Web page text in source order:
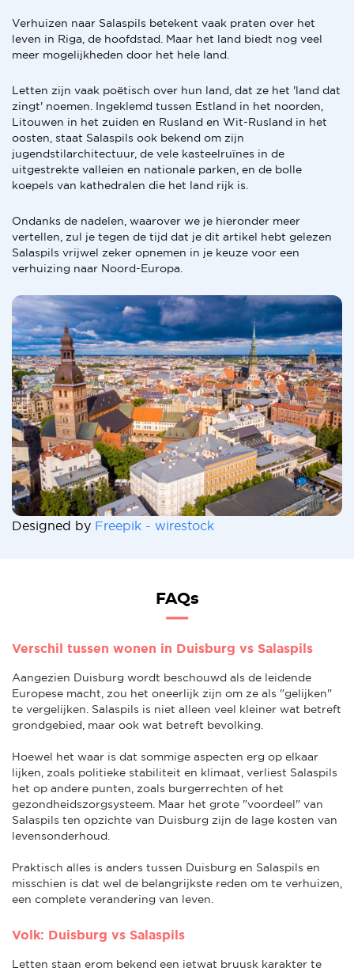
Verhuizen naar Salaspils betekent vaak praten over het
leven in Riga, de hoofdstad. Maar het land biedt nog veel
meer mogelijkheden door het hele land.
Letten zijn vaak poëtisch over hun land, dat ze het 'land dat
zingt' noemen. Ingeklemd tussen Estland in het noorden,
Litouwen in het zuiden en Rusland en Wit-Rusland in het
oosten, staat Salaspils ook bekend om zijn
jugendstilarchitectuur, de vele kasteelruïnes in de
uitgestrekte valleien en nationale parken, en de bolle
koepels van kathedralen die het land rijk is.
Ondanks de nadelen, waarover we je hieronder meer
vertellen, zul je tegen de tijd dat je dit artikel hebt gelezen
Salaspils vrijwel zeker opnemen in je keuze voor een
verhuizing naar Noord-Europa.
Designed by Freepik - wirestock
FAQs
Verschil tussen wonen in Duisburg vs Salaspils
Aangezien Duisburg wordt beschouwd als de leidende
Europese macht, zou het oneerlijk zijn om ze als "gelijken"
te vergelijken. Salaspils is niet alleen veel kleiner wat betreft
grondgebied, maar ook wat betreft bevolking.
Hoewel het waar is dat sommige aspecten erg op elkaar
lijken, zoals politieke stabiliteit en klimaat, verliest Salaspils
het op andere punten, zoals burgerrechten of het
gezondheidszorgsysteem. Maar het grote "voordeel" van
Salaspils ten opzichte van Duisburg zijn de lage kosten van
levensonderhoud.
Praktisch alles is anders tussen Duisburg en Salaspils en
misschien is dat wel de belangrijkste reden om te verhuizen,
een complete verandering van leven.
Volk: Duisburg vs Salaspils
Letten staan erom bekend een ietwat bruusk karakter te